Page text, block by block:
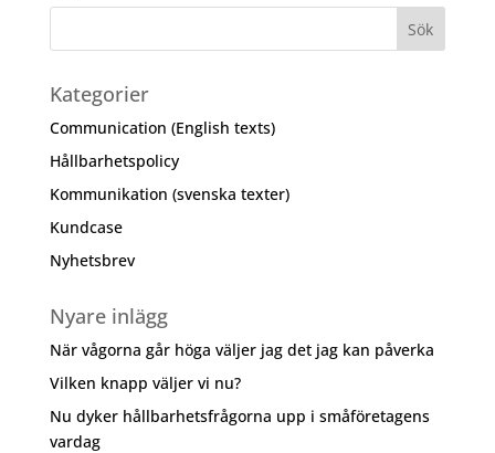
Kategorier
Communication (English texts)
Hållbarhetspolicy
Kommunikation (svenska texter)
Kundcase
Nyhetsbrev
Nyare inlägg
När vågorna går höga väljer jag det jag kan påverka
Vilken knapp väljer vi nu?
Nu dyker hållbarhetsfrågorna upp i småföretagens
vardag